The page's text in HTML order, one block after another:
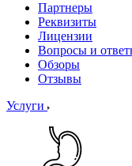
Партнеры
Реквизиты
Лицензии
Вопросы и
Обзоры
Отзывы
Услуги